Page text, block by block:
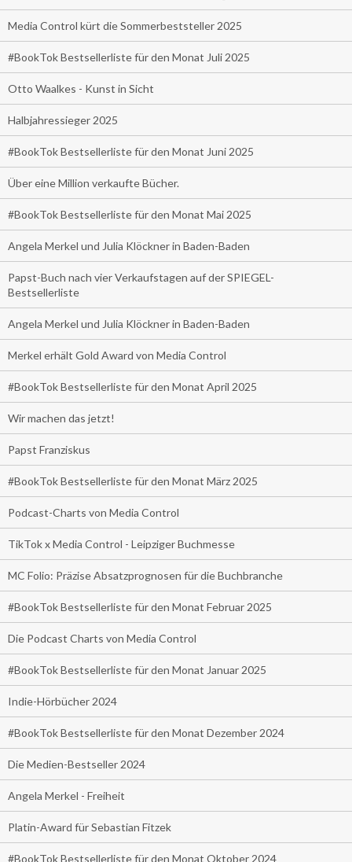
Media Control kürt die Sommerbeststeller 2025
#BookTok Bestsellerliste für den Monat Juli 2025
Otto Waalkes - Kunst in Sicht
Halbjahressieger 2025
#BookTok Bestsellerliste für den Monat Juni 2025
Über eine Million verkaufte Bücher.
#BookTok Bestsellerliste für den Monat Mai 2025
Angela Merkel und Julia Klöckner in Baden-Baden
Papst-Buch nach vier Verkaufstagen auf der SPIEGEL-
Bestsellerliste
Angela Merkel und Julia Klöckner in Baden-Baden
Merkel erhält Gold Award von Media Control
#BookTok Bestsellerliste für den Monat April 2025
Wir machen das jetzt!
Papst Franziskus
#BookTok Bestsellerliste für den Monat März 2025
Podcast-Charts von Media Control
TikTok x Media Control - Leipziger Buchmesse
MC Folio: Präzise Absatzprognosen für die Buchbranche
#BookTok Bestsellerliste für den Monat Februar 2025
Die Podcast Charts von Media Control
#BookTok Bestsellerliste für den Monat Januar 2025
Indie-Hörbücher 2024
#BookTok Bestsellerliste für den Monat Dezember 2024
Die Medien-Bestseller 2024
Angela Merkel - Freiheit
Platin-Award für Sebastian Fitzek
#BookTok Bestsellerliste für den Monat Oktober 2024